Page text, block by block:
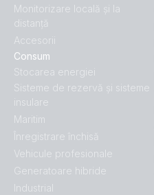
Monitorizare locală și la
distanță
Accesorii
Consum
Stocarea energiei
Sisteme de rezervă și sisteme
insulare
Maritim
Înregistrare închisă
Vehicule profesionale
Generatoare hibride
Industrial